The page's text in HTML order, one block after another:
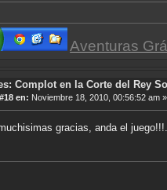
Aventuras
Complot en la Corte del Rey
en: Noviembre 18, 2010, 00:56:52 am »
gracias, anda el